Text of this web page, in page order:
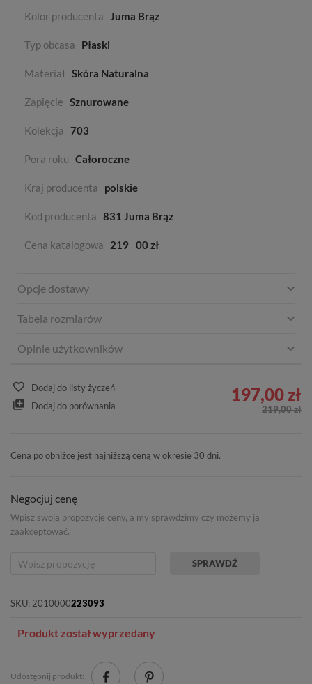
Kolor producenta Juma Brąz
Typ obcasa Płaski
Materiał Skóra Naturalna
Zapięcie Sznurowane
Kolekcja 703
Pora roku Całoroczne
Kraj producenta polskie
Kod producenta 831 Juma Brąz
Cena katalogowa 219 00 zł
Opcje dostawy
Tabela rozmiarów
Opinie użytkowników
Dodaj do listy życzeń
Dodaj do porównania
197,00 zł
219,00 zł
Cena po obniżce jest najniższą ceną w okresie 30 dni.
Negocjuj cenę
Wpisz swoją propozycje ceny, a my sprawdzimy czy możemy ją
zaakceptować.
SPRAWDŹ
SKU: 2010000223093
Produkt został wyprzedany
Udostępnij produkt: